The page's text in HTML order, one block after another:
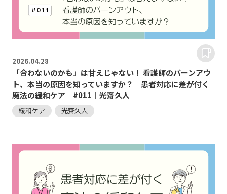
2026.04.28
「合わないのかも」は甘えじゃない！ 看護師のバーンアウ
ト、本当の原因を知っていますか？｜患者対応に差が付く
魔法の緩和ケア｜#011｜光齋久人
緩和ケア 光齋久人